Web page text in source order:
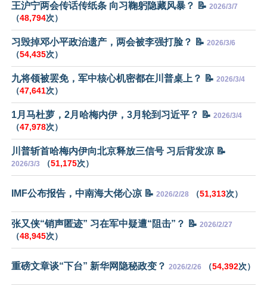
王沪宁两会传话传纸条 向习鞠躬隐藏风暴？ 📝 2026/3/7
（48,794次）
习毁掉邓小平政治遗产，两会被李强打脸？ 📝 2026/3/6
（54,435次）
九将领被罢免，军中核心机密都在川普桌上？ 📝 2026/3/4
（47,641次）
1月马杜萝，2月哈梅内伊，3月轮到习近平？ 📝 2026/3/4
（47,978次）
川普斩首哈梅内伊向北京释放三信号 习后背发凉 📝
2026/3/3 （51,175次）
IMF公布报告，中南海大佬心凉 📝 2026/2/28 （51,313次）
张又侠“销声匿迹” 习在军中疑遭“阻击”？ 📝 2026/2/27
（48,945次）
重磅文章谈“下台” 新华网隐秘政变？ 2026/2/26 （54,392次）